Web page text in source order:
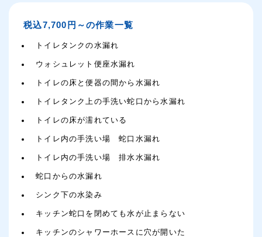
税込7,700円～の作業一覧
トイレタンクの水漏れ
ウォシュレット便座水漏れ
トイレの床と便器の間から水漏れ
トイレタンク上の手洗い蛇口から水漏れ
トイレの床が濡れている
トイレ内の手洗い場 蛇口水漏れ
トイレ内の手洗い場 排水水漏れ
蛇口からの水漏れ
シンク下の水染み
キッチン蛇口を閉めても水が止まらない
キッチンのシャワーホースに穴が開いた